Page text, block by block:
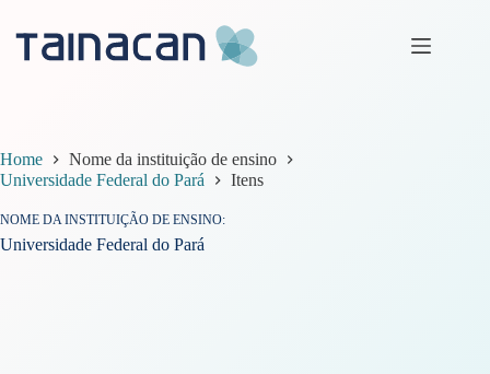
conteúdo
Home
Nome da instituição de ensino
Universidade Federal do Pará
Itens
NOME DA INSTITUIÇÃO DE ENSINO
Universidade Federal do Pará